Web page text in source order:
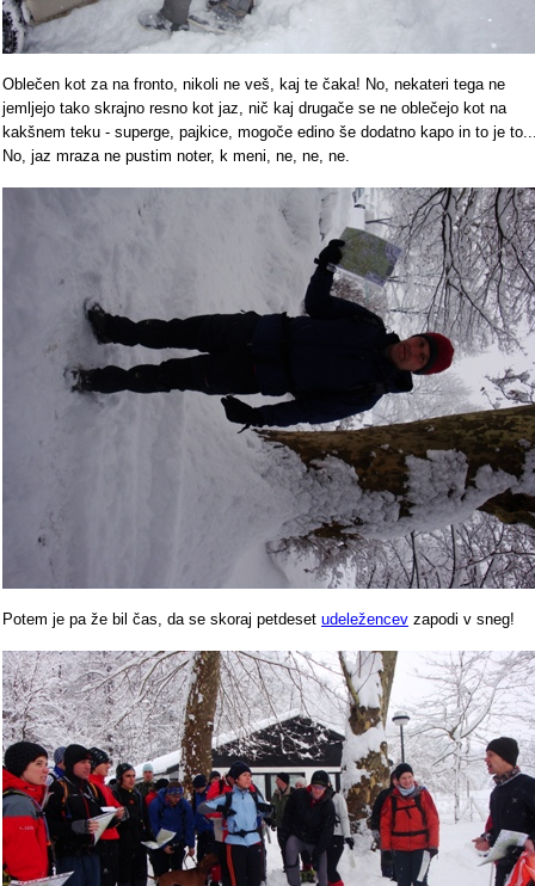
Oblečen kot za na fronto, nikoli ne veš, kaj te čaka! No, nekateri tega ne
jemljejo tako skrajno resno kot jaz, nič kaj drugače se ne oblečejo kot na
kakšnem teku - superge, pajkice, mogoče edino še dodatno kapo in to je
No, jaz mraza ne pustim noter, k meni, ne, ne, ne.
Potem je pa že bil čas, da se skoraj petdeset udeležencev zapodi v sneg!